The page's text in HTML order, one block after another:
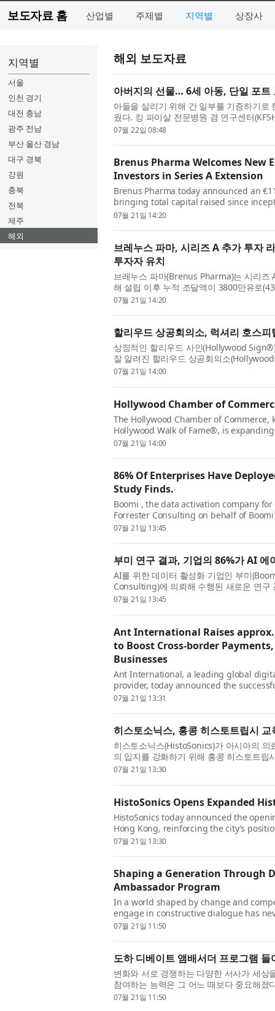
보도자료 홈 산업별 주제별 지역별 상장사
지역별
서울
인천 경기
대전 충남
광주 전남
부산 울산 경남
대구 경북
강원
충북
전북
제주
해외
해외 보도자료
아버지의 선물… 6세 아동, 단일 포트
아들을 살리기 위해 간 일부를 기증하기
웠다. 킹 파이살 전문병원 겸 연구센터
을 이용한 세계 최초의 간이식 수술을 성
07월 22일 08:48
Brenus Pharma Welcomes New
Investors in Series A Extension
Brenus Pharma today announced an
bringing total capital raised since
strong execution across clinical,
07월 21일 14:20
브레누스 파마, 시리즈 A 추가 투자
투자자 유치
브레누스 파마(Brenus Pharma)는 시리즈
해 설립 이후 누적 조달액이 3800만유로
규제 및 사업 개발 이정표 전반에서의 강
07월 21일 14:20
할리우드 상공회의소, 럭셔리 호스
상징적인 할리우드 사인(Hollywood
잘 알려진 할리우드 상공회의소
Scene Hotels & Resorts)와의 전략적 파
07월 21일 14:00
Hollywood Chamber of
The Hollywood Chamber of
Hollywood Walk of Fame®, is
partnership with The Scene Hotels &
07월 21일 14:00
86% Of Enterprises Have
Study Finds.
Boomi , the data activation company
Forrester Consulting on behalf of
AI agents, trust hasn’t kept pace with
07월 21일 13:45
부미 연구 결과, 기업의 86%가 AI
AI를 위한 데이터 활성화 기업인 부미
Consulting)에 의뢰해 수행된 새로운 연구
도입에도 불구하고 신뢰는 이러한 포부를
07월 21일 13:45
Ant International Raises
to Boost Cross-border
Businesses
Ant International, a leading global
provider, today announced the
approximately US$1.2 billion. Existing
07월 21일 13:31
히스토소닉스, 홍콩 히스토트립시 교
히스토소닉스(HistoSonics)가 아시아의
의 입지를 강화하기 위해 홍콩 히스토트
다고 밝혔다. 이 센터는 2025년 5월 글레
07월 21일 13:30
HistoSonics Opens Expanded
HistoSonics today announced the
Hong Kong, reinforcing the city’s
collaboration, and innovation in Asia.
07월 21일 13:30
Shaping a Generation Through
Ambassador Program
In a world shaped by change and
engage in constructive dialogue has
Ambassador Program, a production of
07월 21일 11:50
도하 디베이트 앰배서더 프로그램
변화와 서로 경쟁하는 다양한 서사가 세
참여하는 능력은 그 어느 때보다 중요해
트 앰배서더 프로그램을 통해 전 세계 청
07월 21일 11:50